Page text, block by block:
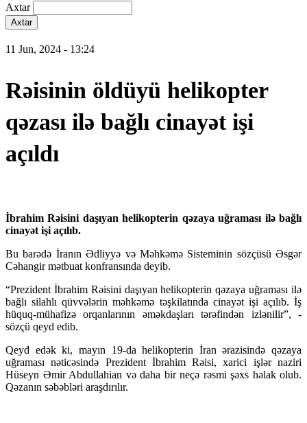
Axtar
11 Jun, 2024 - 13:24
Rəisinin öldüyü helikopter
qəzası ilə bağlı cinayət işi
açıldı
İbrahim Rəisini daşıyan helikopterin qəzaya uğraması ilə bağlı
cinayət işi açılıb.
Bu barədə İranın Ədliyyə və Məhkəmə Sisteminin sözçüsü Əsgər
Cəhangir mətbuat konfransında deyib.
“Prezident İbrahim Rəisini daşıyan helikopterin qəzaya uğraması ilə
bağlı silahlı qüvvələrin məhkəmə təşkilatında cinayət işi açılıb. İş
hüquq-mühafizə orqanlarının əməkdaşları tərəfindən izlənilir”, -
sözçü qeyd edib.
Qeyd edək ki, mayın 19-da helikopterin İran ərazisində qəzaya
uğraması nəticəsində Prezident İbrahim Rəisi, xarici işlər naziri
Hüseyn Əmir Abdullahian və daha bir neçə rəsmi şəxs həlak olub.
Qəzanın səbəbləri araşdırılır.